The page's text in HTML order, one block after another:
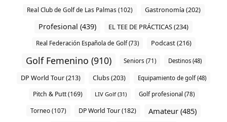
Real Club de Golf de Las Palmas (102) Gastronomía (202)
Profesional (439) EL TEE DE PRÁCTICAS (234)
Real Federación Española de Golf (73) Podcast (216)
Golf Femenino (910) Seniors (71) Destinos (48)
DP World Tour (213) Clubs (203) Equipamiento de golf (48)
Pitch & Putt (169) LIV Golf (31) Golf profesional (78)
Torneo (107) DP World Tour (182) Amateur (485)